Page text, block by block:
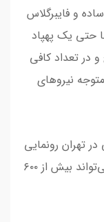
و فایبرگلاس
حتی یک پهپاد
در تعداد کافی
نیروهای
تهران رونمایی
شد و مقامات دفاعی گفته‌اند که این پهپاد می‌تواند بیش از ۶۰۰